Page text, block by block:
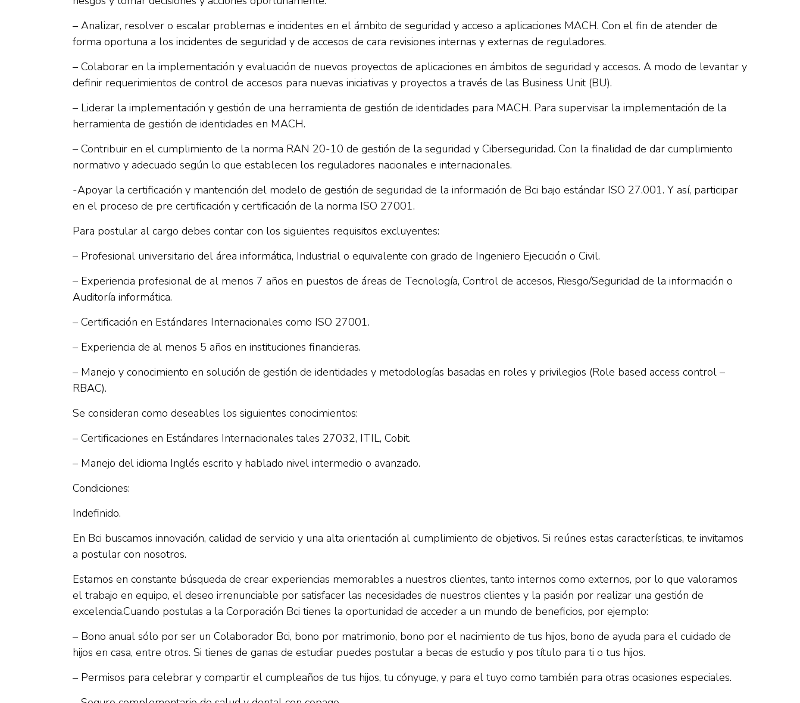
– Analizar, resolver o escalar problemas e incidentes en el ámbito de seguridad y acceso a aplicaciones MACH. Con el fin de atender de
forma oportuna a los incidentes de seguridad y de accesos de cara revisiones internas y externas de reguladores.
– Colaborar en la implementación y evaluación de nuevos proyectos de aplicaciones en ámbitos de seguridad y accesos. A modo de levantar y
definir requerimientos de control de accesos para nuevas iniciativas y proyectos a través de las Business Unit (BU).
– Liderar la implementación y gestión de una herramienta de gestión de identidades para MACH. Para supervisar la implementación de la
herramienta de gestión de identidades en MACH.
– Contribuir en el cumplimiento de la norma RAN 20-10 de gestión de la seguridad y Ciberseguridad. Con la finalidad de dar cumplimiento
normativo y adecuado según lo que establecen los reguladores nacionales e internacionales.
-Apoyar la certificación y mantención del modelo de gestión de seguridad de la información de Bci bajo estándar ISO 27.001. Y así, participar
en el proceso de pre certificación y certificación de la norma ISO 27001.
Para postular al cargo debes contar con los siguientes requisitos excluyentes:
– Profesional universitario del área informática, Industrial o equivalente con grado de Ingeniero Ejecución o Civil.
– Experiencia profesional de al menos 7 años en puestos de áreas de Tecnología, Control de accesos, Riesgo/Seguridad de la información o
Auditoría informática.
– Certificación en Estándares Internacionales como ISO 27001.
– Experiencia de al menos 5 años en instituciones financieras.
– Manejo y conocimiento en solución de gestión de identidades y metodologías basadas en roles y privilegios (Role based access control –
RBAC).
Se consideran como deseables los siguientes conocimientos:
– Certificaciones en Estándares Internacionales tales 27032, ITIL, Cobit.
– Manejo del idioma Inglés escrito y hablado nivel intermedio o avanzado.
Condiciones:
Indefinido.
En Bci buscamos innovación, calidad de servicio y una alta orientación al cumplimiento de objetivos. Si reúnes estas características, te invitamos
a postular con nosotros.
Estamos en constante búsqueda de crear experiencias memorables a nuestros clientes, tanto internos como externos, por lo que valoramos
el trabajo en equipo, el deseo irrenunciable por satisfacer las necesidades de nuestros clientes y la pasión por realizar una gestión de
excelencia.Cuando postulas a la Corporación Bci tienes la oportunidad de acceder a un mundo de beneficios, por ejemplo:
– Bono anual sólo por ser un Colaborador Bci, bono por matrimonio, bono por el nacimiento de tus hijos, bono de ayuda para el cuidado de
hijos en casa, entre otros. Si tienes de ganas de estudiar puedes postular a becas de estudio y pos título para ti o tus hijos.
– Permisos para celebrar y compartir el cumpleaños de tus hijos, tu cónyuge, y para el tuyo como también para otras ocasiones especiales.